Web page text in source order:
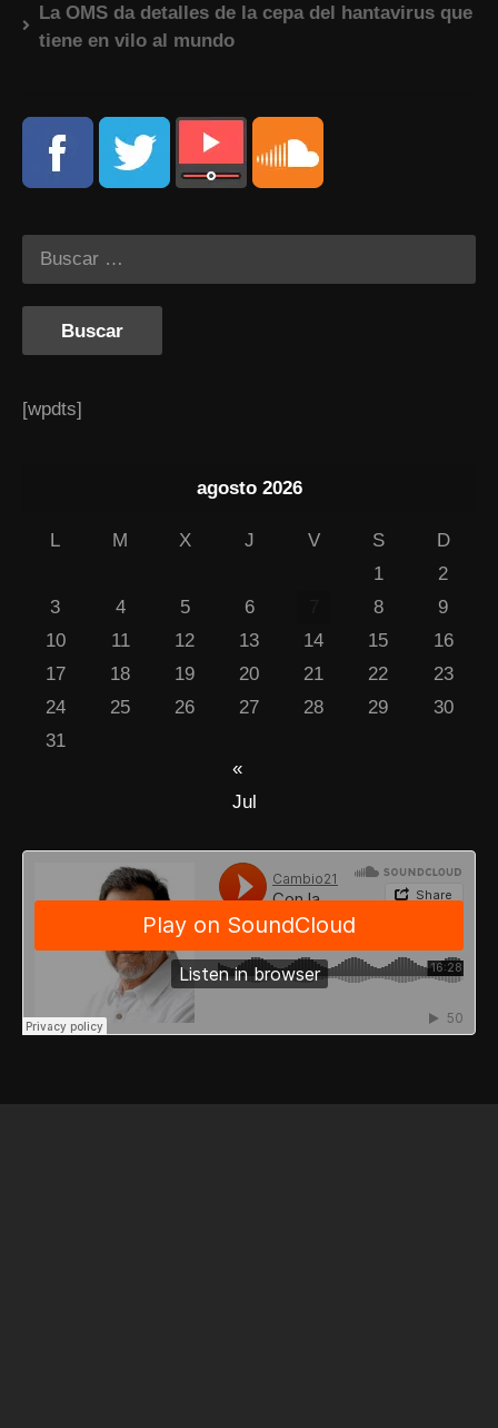
La OMS da detalles de la cepa del hantavirus que
tiene en vilo al mundo
[wpdts]
agosto 2026
L M X J V S
D
1
2
3
4 5 6 8
9
10
11 12 13 14 15
16
17
18 19 20 21 22
23
24
25 26 27 28 29
30
31
«
Jul